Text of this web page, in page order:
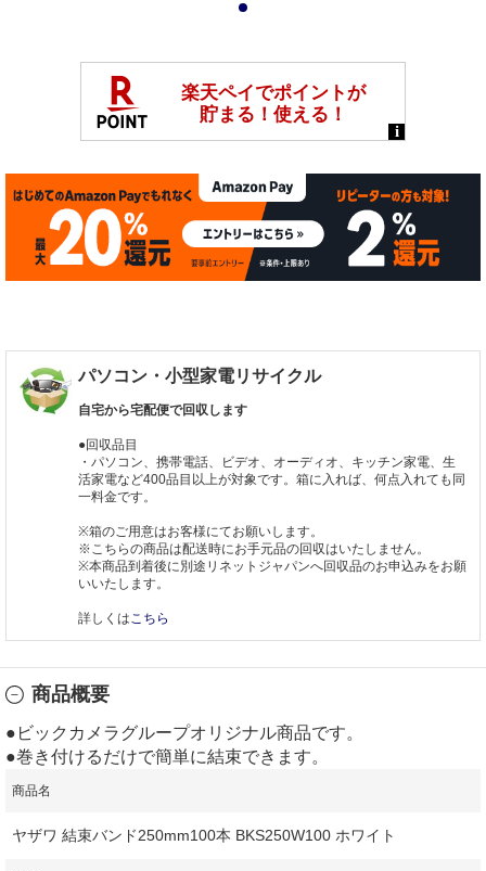
パソコン・小型家電リサイクル
自宅から宅配便で回収します
●回収品目
・パソコン、携帯電話、ビデオ、オーディオ、キッチン家電、生
活家電など400品目以上が対象です。箱に入れば、何点入れても同
一料金です。
※箱のご用意はお客様にてお願いします。
※こちらの商品は配送時にお手元品の回収はいたしません。
※本商品到着後に別途リネットジャパンへ回収品のお申込みをお願
いいたします。
詳しくは こちら
商品概要
●ビックカメラグループオリジナル商品です。
●巻き付けるだけで簡単に結束できます。
商品名
ヤザワ 結束バンド250mm100本 BKS250W100 ホワイト